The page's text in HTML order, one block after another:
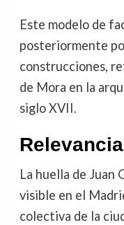
Este modelo de
posteriormente
construcciones,
de Mora en la
siglo XVII.
La huella de Juan
visible en el
colectiva de la